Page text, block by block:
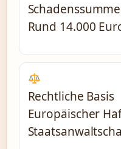
Schadenssumme
Rund 14.000
Rechtliche Basis
Europäischer